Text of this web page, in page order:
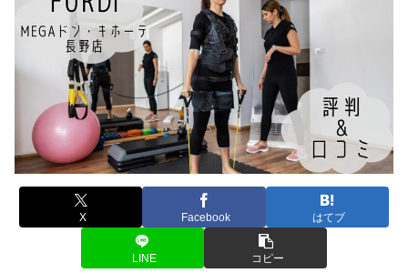
X Facebook はてブ
LINE コピー